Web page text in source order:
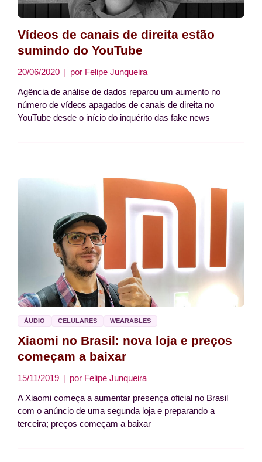
Vídeos de canais de direita estão
sumindo do YouTube
20/06/2020 por Felipe Junqueira
Agência de análise de dados reparou um aumento no
número de vídeos apagados de canais de direita no
YouTube desde o início do inquérito das fake news
ÁUDIO CELULARES WEARABLES
Xiaomi no Brasil: nova loja e preços
começam a baixar
15/11/2019 por Felipe Junqueira
A Xiaomi começa a aumentar presença oficial no Brasil
com o anúncio de uma segunda loja e preparando a
terceira; preços começam a baixar